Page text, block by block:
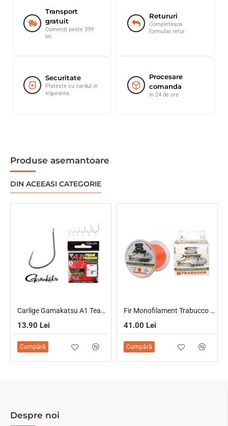
Transport
gratuit
Comenzi peste 399
lei
Retururi
Completeaza
formular retur
Securitate
Plateste cu cardul in
siguranta.
Procesare
comanda
In 24 de ore
Produse asemantoare
DIN ACEEASI CATEGORIE
Carlige Gamakatsu A1 Team Feeder Fine Feeder Nr.12, 15Buc/Plic
13.90 Lei
Cumpără
Fir Monofilament Trabucco S-Force XPS Surf Cast 0.20mm 300m
41.00 Lei
Cumpără
Despre noi